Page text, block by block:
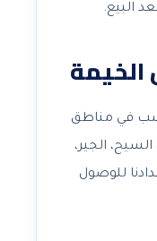
البيع.
الخيمة
في مناطق
الجير،
للوصول